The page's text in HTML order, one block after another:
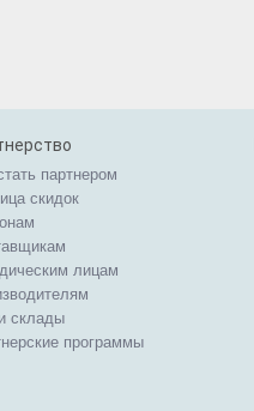
партнером
скидок
лицам
склады
программы